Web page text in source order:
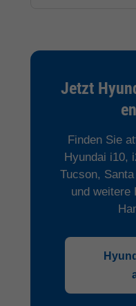
Jetzt
Finden Sie
Hyundai i10,
Tucson,
und weitere